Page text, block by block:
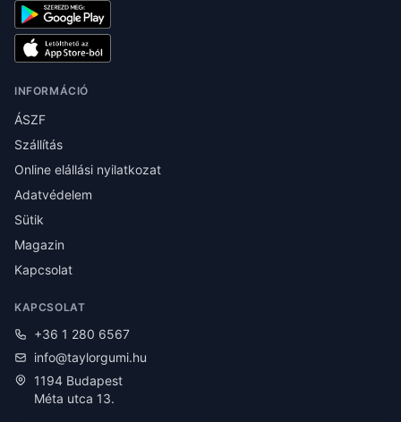
INFORMÁCIÓ
ÁSZF
Szállítás
Online elállási nyilatkozat
Adatvédelem
Sütik
Magazin
Kapcsolat
KAPCSOLAT
+36 1 280 6567
info@taylorgumi.hu
1194 Budapest
Méta utca 13.